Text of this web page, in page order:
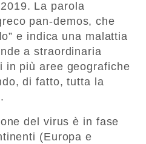
La parola
pan-demos, che
e indica una malattia
a straordinaria
in più aree geografiche
di fatto, tutta la
del virus è in fase
(Europa e